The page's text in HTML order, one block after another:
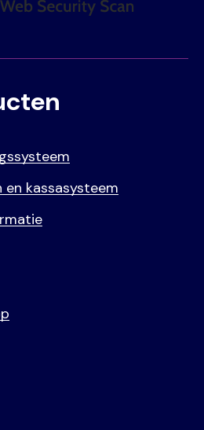
en kassasysteem